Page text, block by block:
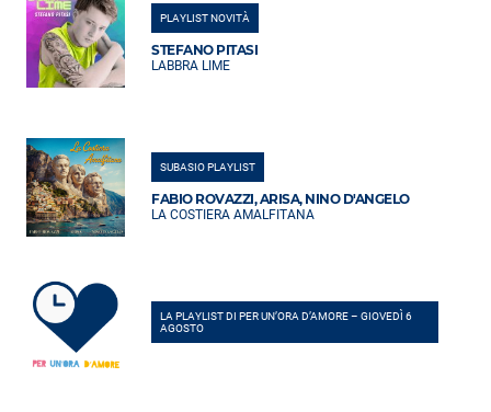
PLAYLIST NOVITÀ
STEFANO PITASI
LABBRA LIME
SUBASIO PLAYLIST
FABIO ROVAZZI, ARISA, NINO D'ANGELO
LA COSTIERA AMALFITANA
LA PLAYLIST DI PER UN’ORA D’AMORE – GIOVEDÌ 6
AGOSTO